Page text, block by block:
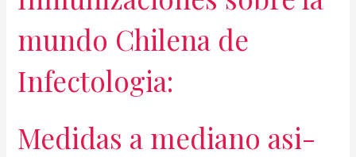
mundo Chilena de
Infectologia:
Medidas a mediano asi­